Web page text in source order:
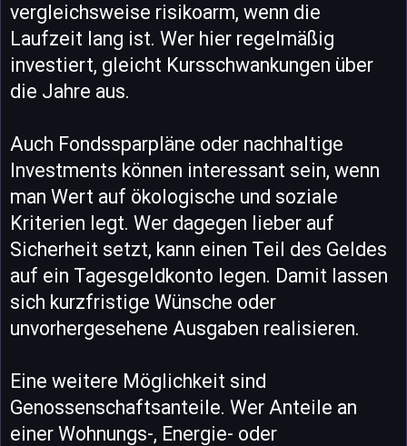
vergleichsweise risikoarm, wenn die
Laufzeit lang ist. Wer hier regelmäßig
investiert, gleicht Kursschwankungen über
die Jahre aus.
Auch Fondssparpläne oder nachhaltige
Investments können interessant sein, wenn
man Wert auf ökologische und soziale
Kriterien legt. Wer dagegen lieber auf
Sicherheit setzt, kann einen Teil des Geldes
auf ein Tagesgeldkonto legen. Damit lassen
sich kurzfristige Wünsche oder
unvorhergesehene Ausgaben realisieren.
Eine weitere Möglichkeit sind
Genossenschaftsanteile. Wer Anteile an
einer Wohnungs-, Energie- oder